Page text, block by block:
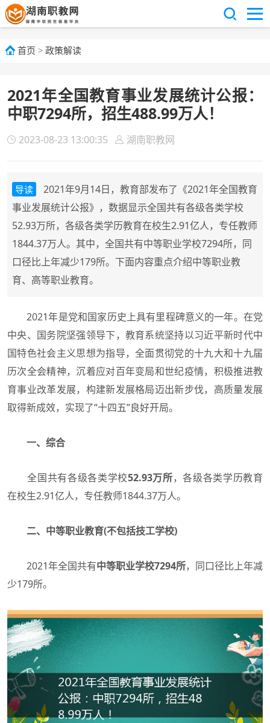
首页 > 政策解读
2021年全国教育事业发展统计公报：
中职7294所，招生488.99万人！
2023-08-23 13:00:35 湖南职教网
导读
2021年9月14日，教育部发布了《2021年全国教育
事业发展统计公报》，数据显示全国共有各级各类学校
52.93万所，各级各类学历教育在校生2.91亿人，专任教师
1844.37万人。其中，全国共有中等职业学校7294所，同
口径比上年减少179所。下面内容重点介绍中等职业教
育、高等职业教育。
2021年是党和国家历史上具有里程碑意义的一年。在党
中央、国务院坚强领导下，教育系统坚持以习近平新时代中
国特色社会主义思想为指导，全面贯彻党的十九大和十九届
历次全会精神，沉着应对百年变局和世纪疫情，积极推进教
育事业改革发展，构建新发展格局迈出新步伐，高质量发展
取得新成效，实现了“十四五”良好开局。
一、综合
全国共有各级各类学校52.93万所，各级各类学历教育
在校生2.91亿人，专任教师1844.37万人。
二、中等职业教育(不包括技工学校)
2021年全国共有中等职业学校7294所，同口径比上年减
少179所。